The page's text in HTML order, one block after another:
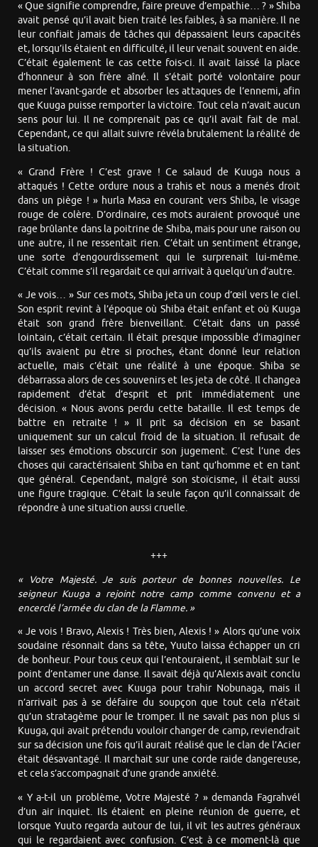
« Que signifie comprendre, faire preuve d’empathie… ? » Shiba
avait pensé qu’il avait bien traité les faibles, à sa manière. Il ne
leur confiait jamais de tâches qui dépassaient leurs capacités
et, lorsqu’ils étaient en difficulté, il leur venait souvent en aide.
C’était également le cas cette fois-ci. Il avait laissé la place
d’honneur à son frère aîné. Il s’était porté volontaire pour
mener l’avant-garde et absorber les attaques de l’ennemi, afin
que Kuuga puisse remporter la victoire. Tout cela n’avait aucun
sens pour lui. Il ne comprenait pas ce qu’il avait fait de mal.
Cependant, ce qui allait suivre révéla brutalement la réalité de
la situation.
« Grand Frère ! C’est grave ! Ce salaud de Kuuga nous a
attaqués ! Cette ordure nous a trahis et nous a menés droit
dans un piège ! » hurla Masa en courant vers Shiba, le visage
rouge de colère. D’ordinaire, ces mots auraient provoqué une
rage brûlante dans la poitrine de Shiba, mais pour une raison ou
une autre, il ne ressentait rien. C’était un sentiment étrange,
une sorte d’engourdissement qui le surprenait lui-même.
C’était comme s’il regardait ce qui arrivait à quelqu’un d’autre.
« Je vois… » Sur ces mots, Shiba jeta un coup d’œil vers le ciel.
Son esprit revint à l’époque où Shiba était enfant et où Kuuga
était son grand frère bienveillant. C’était dans un passé
lointain, c’était certain. Il était presque impossible d’imaginer
qu’ils avaient pu être si proches, étant donné leur relation
actuelle, mais c’était une réalité à une époque. Shiba se
débarrassa alors de ces souvenirs et les jeta de côté. Il changea
rapidement d’état d’esprit et prit immédiatement une
décision. « Nous avons perdu cette bataille. Il est temps de
battre en retraite ! » Il prit sa décision en se basant
uniquement sur un calcul froid de la situation. Il refusait de
laisser ses émotions obscurcir son jugement. C’est l’une des
choses qui caractérisaient Shiba en tant qu’homme et en tant
que général. Cependant, malgré son stoïcisme, il était aussi
une figure tragique. C’était la seule façon qu’il connaissait de
répondre à une situation aussi cruelle.
+++
« Votre Majesté. Je suis porteur de bonnes nouvelles. Le
seigneur Kuuga a rejoint notre camp comme convenu et a
encerclé l’armée du clan de la Flamme. »
« Je vois ! Bravo, Alexis ! Très bien, Alexis ! » Alors qu’une voix
soudaine résonnait dans sa tête, Yuuto laissa échapper un cri
de bonheur. Pour tous ceux qui l’entouraient, il semblait sur le
point d’entamer une danse. Il savait déjà qu’Alexis avait conclu
un accord secret avec Kuuga pour trahir Nobunaga, mais il
n’arrivait pas à se défaire du soupçon que tout cela n’était
qu’un stratagème pour le tromper. Il ne savait pas non plus si
Kuuga, qui avait prétendu vouloir changer de camp, reviendrait
sur sa décision une fois qu’il aurait réalisé que le clan de l’Acier
était désavantagé. Il marchait sur une corde raide dangereuse,
et cela s’accompagnait d’une grande anxiété.
« Y a-t-il un problème, Votre Majesté ? » demanda Fagrahvél
d’un air inquiet. Ils étaient en pleine réunion de guerre, et
lorsque Yuuto regarda autour de lui, il vit les autres généraux
qui le regardaient avec confusion. C’est à ce moment-là que